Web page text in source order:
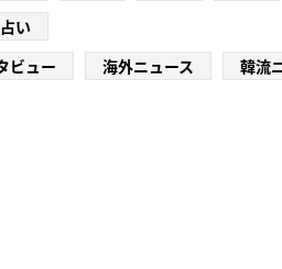
占い
ビュー 海外ニュース 韓流